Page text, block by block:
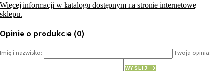
Więcej informacji w katalogu dostępnym na stronie internetowej
sklepu.
Opinie o produkcie (0)
Imię i nazwisko: Twoja opinia:
WYŚLIJ